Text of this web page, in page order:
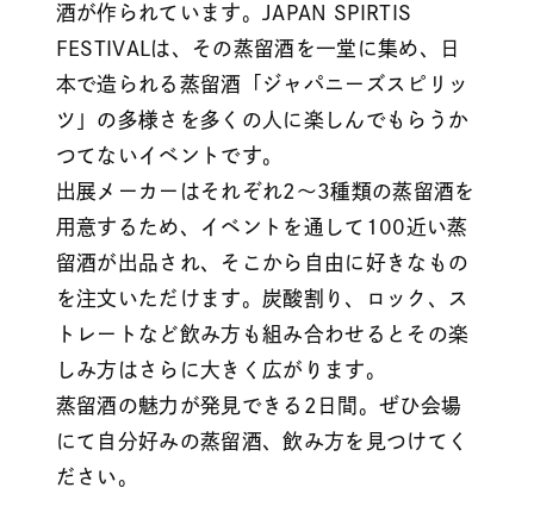
酒が作られています。JAPAN SPIRTIS
FESTIVALは、その蒸留酒を一堂に集め、日
本で造られる蒸留酒「ジャパニーズスピリッ
ツ」の多様さを多くの人に楽しんでもらうか
つてないイベントです。
出展メーカーはそれぞれ2〜3種類の蒸留酒を
用意するため、イベントを通して100近い蒸
留酒が出品され、そこから自由に好きなもの
を注文いただけます。炭酸割り、ロック、ス
トレートなど飲み方も組み合わせるとその楽
しみ方はさらに大きく広がります。
蒸留酒の魅力が発見できる2日間。ぜひ会場
にて自分好みの蒸留酒、飲み方を見つけてく
ださい。